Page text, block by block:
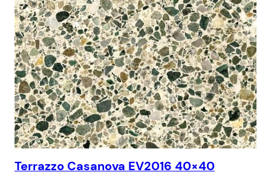
Terrazzo Casanova EV2016 40×40